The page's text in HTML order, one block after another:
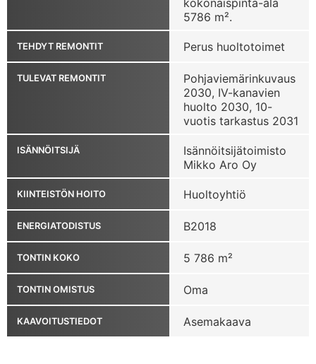
5786 m².
TEHDYT REMONTIT Perus huoltotoimet
TULEVAT REMONTIT
Pohjaviemärinkuvaus
2030, IV-kanavien
huolto 2030, 10-
vuotis tarkastus 2031
ISÄNNÖITSIJÄ
Isännöitsijätoimisto
Mikko Aro Oy
KIINTEISTÖN HOITO Huoltoyhtiö
ENERGIATODISTUS B2018
TONTIN KOKO 5 786 m²
TONTIN OMISTUS Oma
KAAVOITUSTIEDOT Asemakaava